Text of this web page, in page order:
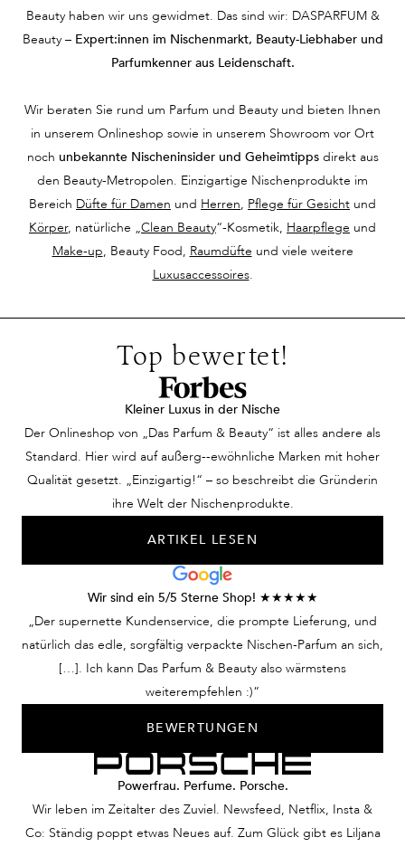
Beauty haben wir uns gewidmet. Das sind wir: DASPARFUM &
Beauty – Expert:innen im Nischenmarkt, Beauty-Liebhaber und
Parfumkenner aus Leidenschaft.
Wir beraten Sie rund um Parfum und Beauty und bieten Ihnen
in unserem Onlineshop sowie in unserem Showroom vor Ort
noch unbekannte Nischeninsider und Geheimtipps direkt aus
den Beauty-Metropolen. Einzigartige Nischenprodukte im
Bereich Düfte für Damen und Herren, Pflege für Gesicht und
Körper, natürliche „Clean Beauty“-Kosmetik, Haarpflege und
Make-up, Beauty Food, Raumdüfte und viele weitere
Luxusaccessoires.
Top bewertet!
Kleiner Luxus in der Nische
Der Onlineshop von „Das Parfum & Beauty“ ist alles andere als
Standard. Hier wird auf außerg--ewöhnliche Marken mit hoher
Qualität gesetzt. „Einzigartig!“ – so beschreibt die Gründerin
ihre Welt der Nischenprodukte.
ARTIKEL LESEN
Wir sind ein 5/5 Sterne Shop! ★★★★★
„Der supernette Kundenservice, die prompte Lieferung, und
natürlich das edle, sorgfältig verpackte Nischen-Parfum an sich,
[…]. Ich kann Das Parfum & Beauty also wärmstens
weiterempfehlen :)“
BEWERTUNGEN
Powerfrau. Perfume. Porsche.
Wir leben im Zeitalter des Zuviel. Newsfeed, Netflix, Insta &
Co: Ständig poppt etwas Neues auf. Zum Glück gibt es Liljana